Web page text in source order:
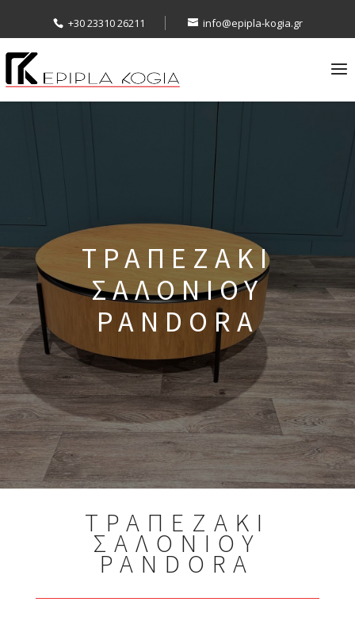
+30 23310 26211 info@epipla-kogia.gr
ΤΡΑΠΕΖΑΚΙ
ΣΑΛΟΝΙΟΥ
PANDORA
ΤΡΑΠΕΖΑΚΙ
ΣΑΛΟΝΙΟΥ
PANDORA